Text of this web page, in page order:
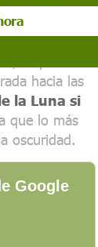
el campo
se pueden
hacia las
la Luna si
que lo más
oscuridad.
Google